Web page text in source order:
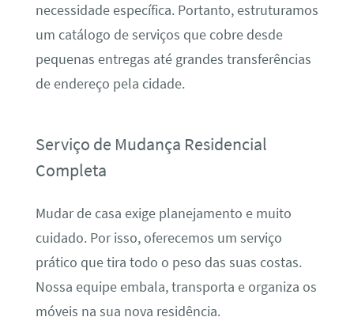
necessidade específica. Portanto, estruturamos
um catálogo de serviços que cobre desde
pequenas entregas até grandes transferências
de endereço pela cidade.
Serviço de Mudança Residencial
Completa
Mudar de casa exige planejamento e muito
cuidado. Por isso, oferecemos um serviço
prático que tira todo o peso das suas costas.
Nossa equipe embala, transporta e organiza os
móveis na sua nova residência.